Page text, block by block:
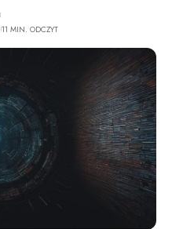
11 MIN. ODCZYT